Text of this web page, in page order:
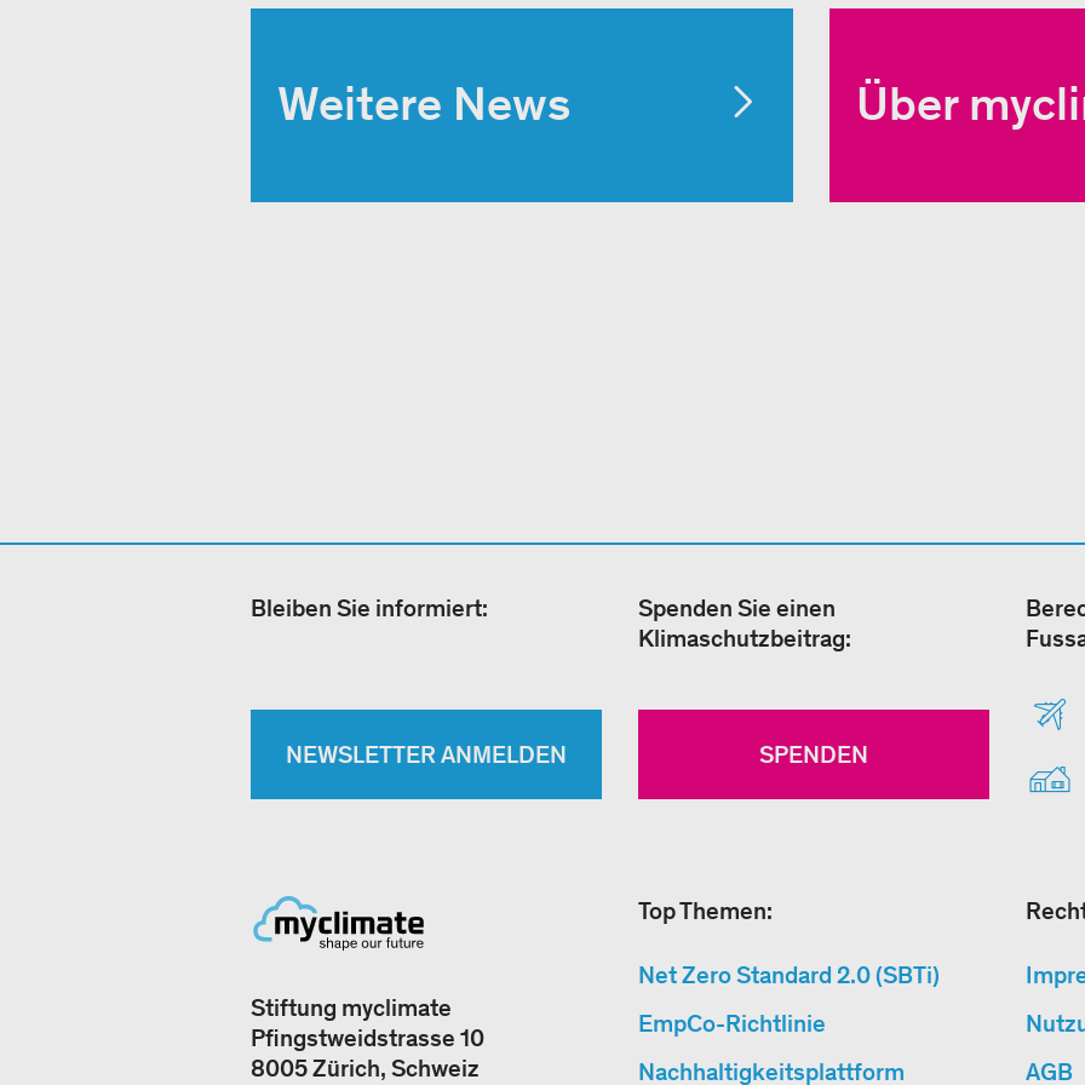
Weitere News Über
Bleiben Sie informiert:
NEWSLETTER ANMELDEN
Spenden Sie einen
Klimaschutzbeitrag:
SPENDEN
Stiftung myclimate
Pfingstweidstrasse 10
8005 Zürich, Schweiz
Top Themen:
Net Zero Standard 2.0 (SBTi)
EmpCo-Richtlinie
Nachhaltigkeitsplattform
AGB